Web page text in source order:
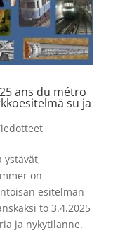
ans du métro
su ja
ystävät,
on
esitelmän
to 3.4.2025
ja nykytilanne.